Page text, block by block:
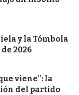
y la Tómbola
2026
viene": la
del partido